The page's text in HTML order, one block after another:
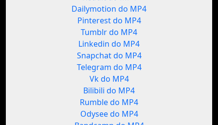
Dailymotion do MP4
Pinterest do MP4
Tumblr do MP4
Linkedin do MP4
Snapchat do MP4
Telegram do MP4
Vk do MP4
Bilibili do MP4
Rumble do MP4
Odysee do MP4